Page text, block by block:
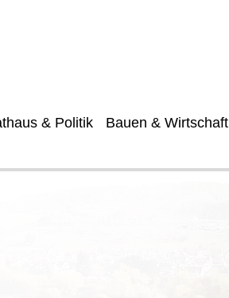
& Politik Bauen & Wirtschaft